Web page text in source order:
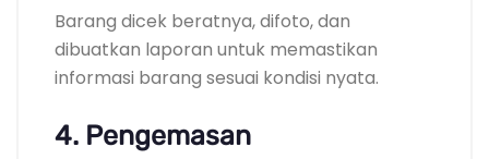
Barang dicek beratnya, difoto, dan
dibuatkan laporan untuk memastikan
informasi barang sesuai kondisi nyata.
4. Pengemasan